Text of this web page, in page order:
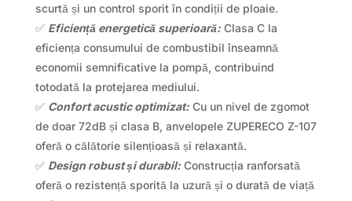
scurtă și un control sporit în condiții de ploaie.
✅ Eficiență energetică superioară:Clasa C la
eficiența consumului de combustibil înseamnă
economii semnificative la pompă, contribuind
totodată la protejarea mediului.
✅ Confort acustic optimizat:Cu un nivel de zgomot
de doar 72dB și clasa B, anvelopele ZUPERECO Z-107
oferă o călătorie silențioasă și relaxantă.
✅ Design robust și durabil:Construcția ranforsată
oferă o rezistență sporită la uzură și o durată de viață